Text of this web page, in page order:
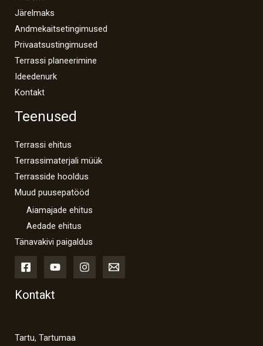
Järelmaks
Andmekaitsetingimused
Privaatsustingimused
Terrassi planeerimine
Ideedenurk
Kontakt
Teenused
Terrassi ehitus
Terrassimaterjali müük
Terrasside hooldus
Muud puusepatööd
Aiamajade ehitus
Aedade ehitus
Tänavakivi paigaldus
Kontakt
Tartu, Tartumaa